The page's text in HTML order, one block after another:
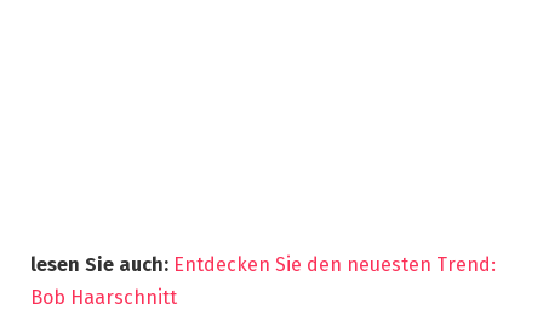
lesen Sie auch: Entdecken Sie den neuesten Trend:
Bob Haarschnitt